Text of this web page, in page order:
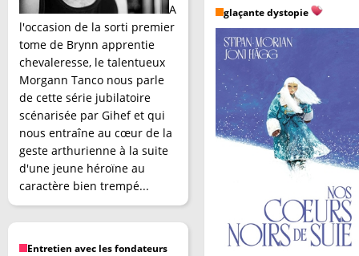
A
l'occasion de la sorti premier
tome de Brynn apprentie
chevaleresse, le talentueux
Morgann Tanco nous parle
de cette série jubilatoire
scénarisée par Gihef et qui
nous entraîne au cœur de la
geste arthurienne à la suite
d'une jeune héroïne au
caractère bien trempé...
Entretien avec les fondateurs
glaçante dystopie